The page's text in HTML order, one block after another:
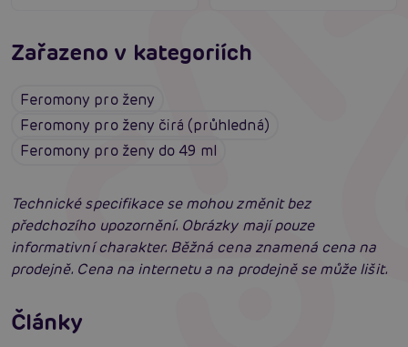
Zařazeno v kategoriích
Feromony pro ženy
Feromony pro ženy čirá (průhledná)
Feromony pro ženy do 49 ml
Technické specifikace se mohou změnit bez
předchozího upozornění. Obrázky mají pouze
informativní charakter. Běžná cena znamená cena na
prodejně. Cena na internetu a na prodejně se může lišit.
Články
Jak na zlepšení a podporu erekce
Číst více
Erotická inteligence: Příručka Sexiomů